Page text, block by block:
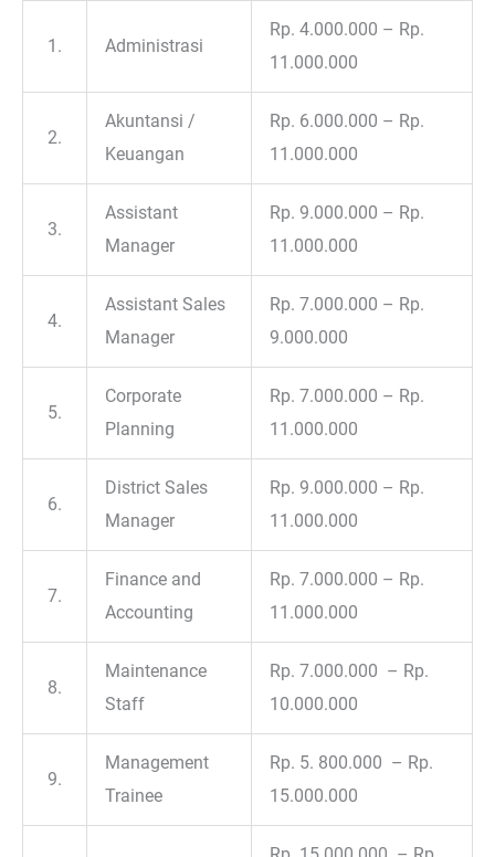
1. Administrasi
Rp. 4.000.000 – Rp.
11.000.000
2.
Akuntansi /
Keuangan
Rp. 6.000.000 – Rp.
11.000.000
3.
Assistant
Manager
Rp. 9.000.000 – Rp.
11.000.000
4.
Assistant Sales
Manager
Rp. 7.000.000 – Rp.
9.000.000
5.
Corporate
Planning
Rp. 7.000.000 – Rp.
11.000.000
6.
District Sales
Manager
Rp. 9.000.000 – Rp.
11.000.000
7.
Finance and
Accounting
Rp. 7.000.000 – Rp.
11.000.000
8.
Maintenance
Staff
Rp. 7.000.000 – Rp.
10.000.000
9.
Management
Trainee
Rp. 5. 800.000 – Rp.
15.000.000